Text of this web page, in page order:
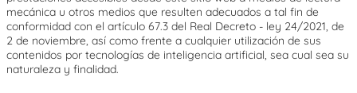
mecánica u otros medios que resulten adecuados a tal fin de
conformidad con el artículo 67.3 del Real Decreto - ley 24/2021, de
2 de noviembre, así como frente a cualquier utilización de sus
contenidos por tecnologías de inteligencia artificial, sea cual sea su
naturaleza y finalidad.